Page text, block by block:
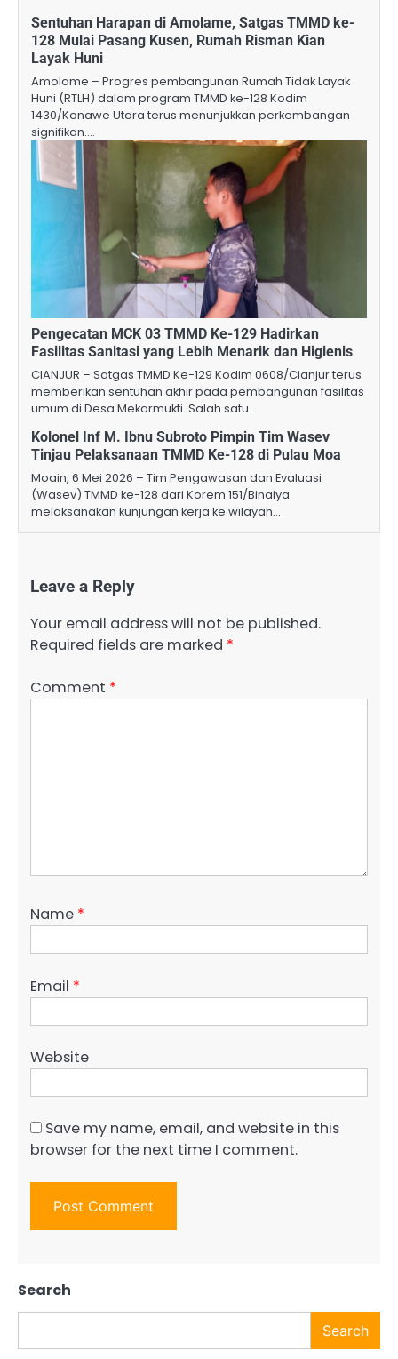
Sentuhan Harapan di Amolame, Satgas TMMD ke-
128 Mulai Pasang Kusen, Rumah Risman Kian
Layak Huni
Amolame – Progres pembangunan Rumah Tidak Layak
Huni (RTLH) dalam program TMMD ke-128 Kodim
1430/Konawe Utara terus menunjukkan perkembangan
signifikan.…
Pengecatan MCK 03 TMMD Ke-129 Hadirkan
Fasilitas Sanitasi yang Lebih Menarik dan Higienis
CIANJUR – Satgas TMMD Ke-129 Kodim 0608/Cianjur terus
memberikan sentuhan akhir pada pembangunan fasilitas
umum di Desa Mekarmukti. Salah satu…
Kolonel Inf M. Ibnu Subroto Pimpin Tim Wasev
Tinjau Pelaksanaan TMMD Ke-128 di Pulau Moa
Moain, 6 Mei 2026 – Tim Pengawasan dan Evaluasi
(Wasev) TMMD ke-128 dari Korem 151/Binaiya
melaksanakan kunjungan kerja ke wilayah…
Leave a Reply
Your email address will not be published.
Required fields are marked *
Comment *
Name *
Email *
Website
Save my name, email, and website in this
browser for the next time I comment.
Search
Search